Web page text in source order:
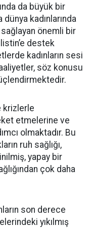
da büyük bir
dünya kadınlarında
önemli bir
destek
kadınların sesi
söz konusu
krizlerle
etmelerine ve
olmaktadır. Bu
ruh sağlığı,
yapay bir
çok daha
son derece
yıkılmış